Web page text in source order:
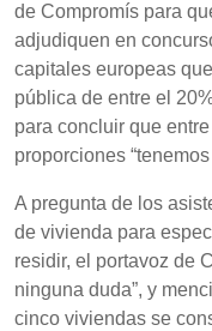
de Compromís para
adjudiquen en
capitales europeas
pública de entre el
para concluir que
proporciones
A pregunta de los
de vivienda para
residir, el portavoz de
ninguna duda”, y
cinco viviendas se